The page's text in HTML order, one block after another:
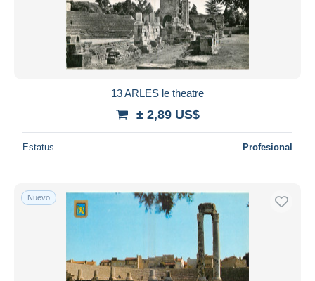
13 ARLES le theatre
± 2,89 US$
Estatus Profesional
Nuevo